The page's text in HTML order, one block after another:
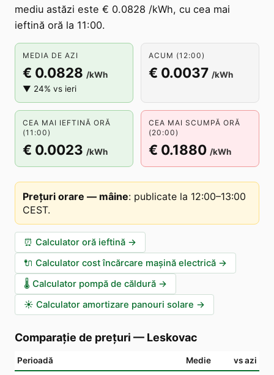
mediu astăzi este € 0.0828 /kWh, cu cea mai
ieftină oră la 11:00.
MEDIA DE AZI
€ 0.0828 /kWh
▼ 24% vs ieri
ACUM (12:00)
€ 0.0037 /kWh
CEA MAI IEFTINĂ ORĂ
(11:00)
€ 0.0023 /kWh
CEA MAI SCUMPĂ ORĂ
(20:00)
€ 0.1880 /kWh
Prețuri orare — mâine: publicate la 12:00–13:00
CEST.
⏰ Calculator oră ieftină →
🔌 Calculator cost încărcare mașină electrică →
🌡️ Calculator pompă de căldură →
☀️ Calculator amortizare panouri solare →
Comparație de prețuri — Leskovac
Perioadă Medie vs azi